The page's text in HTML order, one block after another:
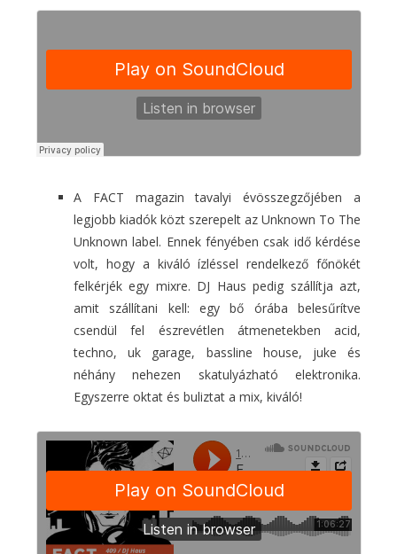
A FACT magazin tavalyi évösszegzőjében a
legjobb kiadók közt szerepelt az Unknown To The
Unknown label. Ennek fényében csak idő kérdése
volt, hogy a kiváló ízléssel rendelkező főnökét
felkérjék egy mixre. DJ Haus pedig szállítja azt,
amit szállítani kell: egy bő órába belesűrítve
csendül fel észrevétlen átmenetekben acid,
techno, uk garage, bassline house, juke és
néhány nehezen skatulyázható elektronika.
Egyszerre oktat és buliztat a mix, kiváló!